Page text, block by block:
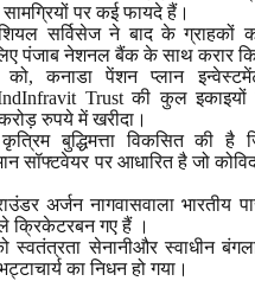
पर कई फायदे हैं।
सर्विसेज ने बाद के ग्राहकों
पंजाब नेशनल बैंक के साथ करार
कनाडा पेंशन प्लान
Trust की कुल इकाइयों
रुपये में खरीदा।
बुद्धिमत्ता विकसित की है
सॉफ्टवेयर पर आधारित है जो
अर्जन नागवासवाला भारतीय
क्रिकेटरबन गए हैं ।
स्वतंत्रता सेनानीऔर स्वाधीन
का निधन हो गया।